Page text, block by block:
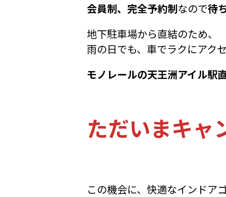
会員制、完全予約制なので待
地下駐車場から直結のため、
雨の日でも、車でラクにアク
モノレールの天王洲アイル駅
ただいまキャ
この機会に、快適なインドア